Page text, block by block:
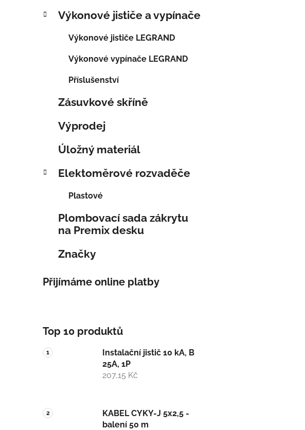
Výkonové jističe a vypínače
Výkonové jističe LEGRAND
Výkonové vypínače LEGRAND
Příslušenství
Zásuvkové skříně
Výprodej
Úložný materiál
Elektoměrové rozvaděče
Plastové
Plombovací sada zákrytu
na Premix desku
Značky
Přijímáme online platby
Top 10 produktů
Instalační jistič 10 kA, B
25A, 1P
207,15 Kč
KABEL CYKY-J 5x2,5 -
balení 50 m